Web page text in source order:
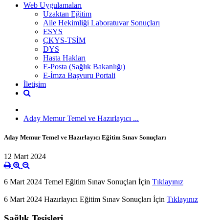
Web Uygulamaları
Uzaktan Eğitim
Aile Hekimliği Laboratuvar Sonuçları
ESYS
ÇKYS-TSİM
DYS
Hasta Hakları
E-Posta (Sağlık Bakanlığı)
E-İmza Başvuru Portali
İletişim
Aday Memur Temel ve Hazırlayıcı ...
Aday Memur Temel ve Hazırlayıcı Eğitim Sınav Sonuçları
12 Mart 2024
6 Mart 2024 Temel Eğitim Sınav Sonuçları İçin Tıklayınız
6 Mart 2024 Hazırlayıcı Eğitim Sınav Sonuçları İçin Tıklayınız